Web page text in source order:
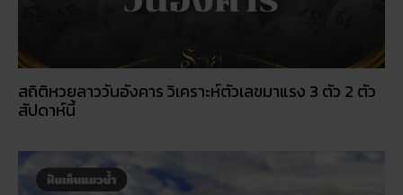
สถิติหวยลาววันอังคาร วิเคราะห์ตัวเลขมาแรง 3 ตัว 2 ตัว
สัปดาห์นี้